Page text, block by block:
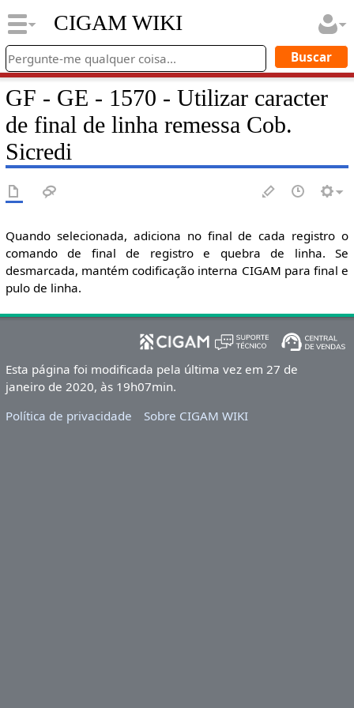
CIGAM WIKI
GF - GE - 1570 - Utilizar caracter
de final de linha remessa Cob.
Sicredi
Quando selecionada, adiciona no final de cada registro o
comando de final de registro e quebra de linha. Se
desmarcada, mantém codificação interna CIGAM para final e
pulo de linha.
Esta página foi modificada pela última vez em 27 de
janeiro de 2020, às 19h07min.
Política de privacidade
Sobre CIGAM WIKI